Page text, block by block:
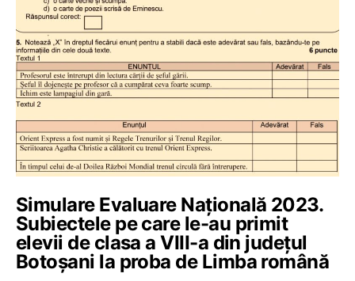
Simulare Evaluare Națională 2023.
Subiectele pe care le-au primit
elevii de clasa a VIII-a din județul
Botoșani la proba de Limba română